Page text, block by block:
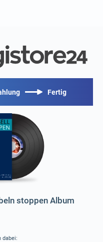
Fertig
stoppen Album
dabei: